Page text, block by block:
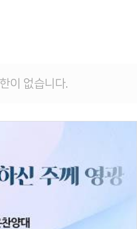
이 없습니다.